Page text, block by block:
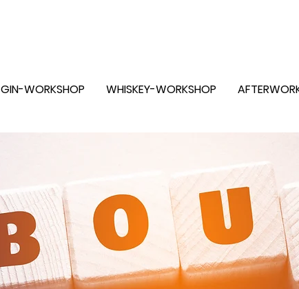
GIN-WORKSHOP WHISKEY-WORKSHOP